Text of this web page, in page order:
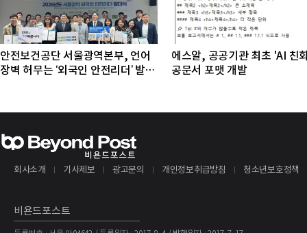
안전보건공단 서울광역본부, 언어
장벽 허무는 ‘외국인 안전리더’ 발대
에스알, 공공기관 최초 'AI 친
공문서 포맷 개발
회사소개 기사제보 광고문의 개인정보취급방침 청소년보호정책
비욘드포스트